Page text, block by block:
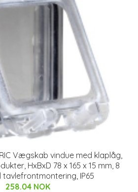
Vægskab vindue med klaplåg,
HxBxD 78 x 165 x 15 mm, 8
tavlefrontmontering, IP65
258.04 NOK